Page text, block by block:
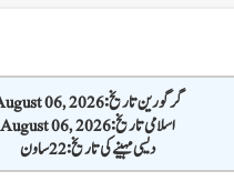
گرگورین تاریخ: August 06, 2026
اسلامی تاریخ: August 06, 2026
دیسی مہینے کی تاریخ: 22 ساون